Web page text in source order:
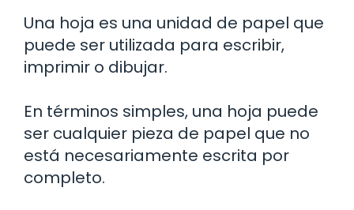
Una hoja es una unidad de papel que
puede ser utilizada para escribir,
imprimir o dibujar.
En términos simples, una hoja puede
ser cualquier pieza de papel que no
está necesariamente escrita por
completo.